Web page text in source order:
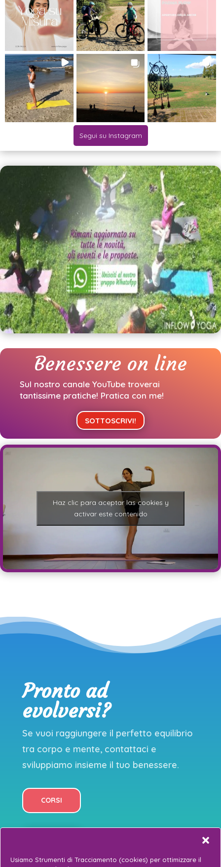
Usiamo Strumenti di Tracciamento (cookies) per ottimizzare il
Segui su Instagram
Benessere on line
Sul nostro canale YouTube troverai
tantissime pratiche! Pratica con me!
SOTTOSCRIVI!
Haz clic para aceptar las cookies y
activar este contenido
Pronto ad
evolversi?
Se vuoi raggiungere il perfetto equilibrio
tra corpo e mente, contattaci e
sviluppiamo insieme il tuo benessere.
CORSI